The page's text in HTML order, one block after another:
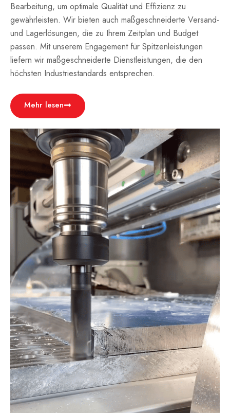
Bearbeitung, um optimale Qualität und Effizienz zu
gewährleisten. Wir bieten auch maßgeschneiderte Versand-
und Lagerlösungen, die zu Ihrem Zeitplan und Budget
passen. Mit unserem Engagement für Spitzenleistungen
liefern wir maßgeschneiderte Dienstleistungen, die den
höchsten Industriestandards entsprechen.
Mehr lesen